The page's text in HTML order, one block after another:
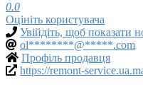
0.0
Оцініть користувача
Увійдіть, щоб показати
ol********@*****.com
Профіль продавця
https://remont-